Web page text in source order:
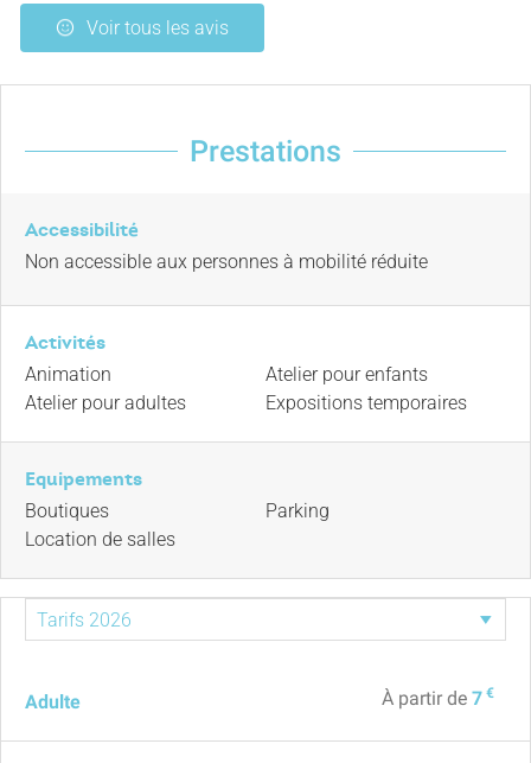
Voir tous les avis
Prestations
Accessibilité
Non accessible aux personnes à mobilité réduite
Activités
Animation
Atelier pour adultes
Atelier pour enfants
Expositions temporaires
Equipements
Boutiques
Location de salles
Parking
Adulte À partir de 7 €